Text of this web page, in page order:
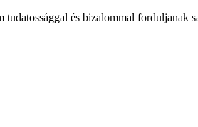
és bizalommal forduljanak